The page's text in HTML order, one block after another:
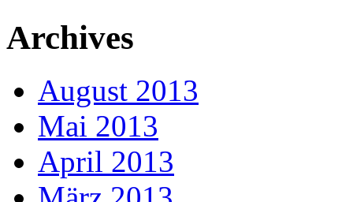
Archives
August 2013
Mai 2013
April 2013